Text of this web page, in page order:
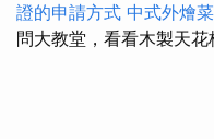
證的申請方式 中式外燴
問大教堂，看看木製天花